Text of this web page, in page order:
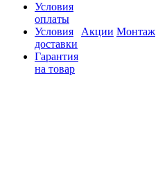
Условия
оплаты
Условия
доставки
Гарантия
на товар
Акции Монтаж